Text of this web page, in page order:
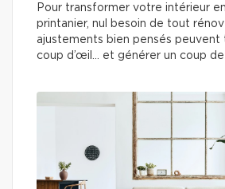
Pour transformer votre intérieur
printanier, nul besoin de tout
ajustements bien pensés peuvent
coup d’œil… et générer un coup